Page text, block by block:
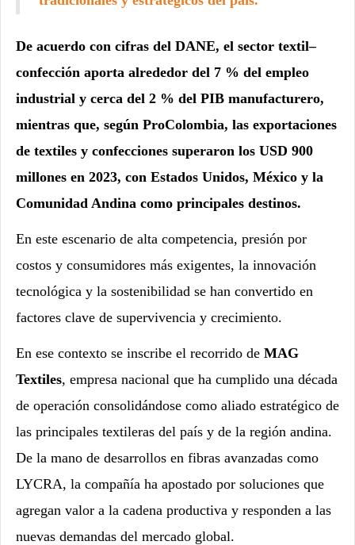
De acuerdo con cifras del DANE, el sector textil–
confección aporta alrededor del 7 % del empleo
industrial y cerca del 2 % del PIB manufacturero,
mientras que, según ProColombia, las exportaciones
de textiles y confecciones superaron los USD 900
millones en 2023, con Estados Unidos, México y la
Comunidad Andina como principales destinos.
En este escenario de alta competencia, presión por
costos y consumidores más exigentes, la innovación
tecnológica y la sostenibilidad se han convertido en
factores clave de supervivencia y crecimiento.
En ese contexto se inscribe el recorrido de MAG
Textiles, empresa nacional que ha cumplido una década
de operación consolidándose como aliado estratégico de
las principales textileras del país y de la región andina.
De la mano de desarrollos en fibras avanzadas como
LYCRA, la compañía ha apostado por soluciones que
agregan valor a la cadena productiva y responden a las
nuevas demandas del mercado global.